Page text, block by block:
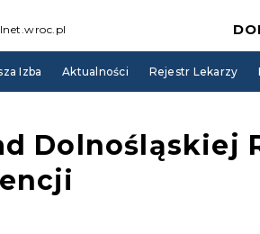
Izba Aktualności Rejestr Lekarzy
Dolnośląskiej